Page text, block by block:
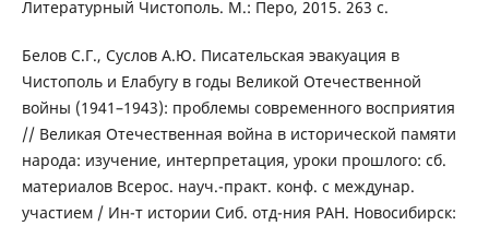
Литературный Чистополь. М.: Перо, 2015. 263 с.
Белов С.Г., Суслов А.Ю. Писательская эвакуация в
Чистополь и Елабугу в годы Великой Отечественной
войны (1941–1943): проблемы современного восприятия
// Великая Отечественная война в исторической памяти
народа: изучение, интерпретация, уроки прошлого: сб.
материалов Всерос. науч.-практ. конф. с междунар.
участием / Ин-т истории Сиб. отд-ния РАН. Новосибирск: